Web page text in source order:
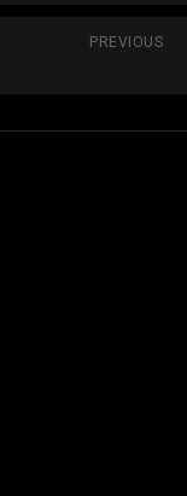
PREVIOUS